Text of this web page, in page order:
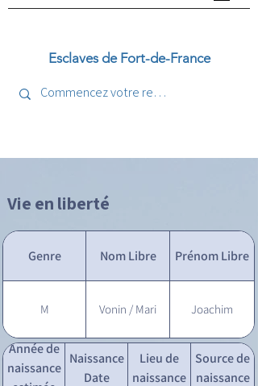
Esclaves de Fort-de-France
Vie en liberté
Genre Nom Libre Prénom Libre
M Vonin / Mari Joachim
Année de
naissance
Naissance
Date
Lieu de
naissance
Source de
naissance